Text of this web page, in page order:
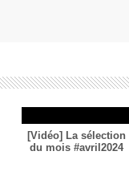
[Vidéo] La sélection
du mois #avril2024